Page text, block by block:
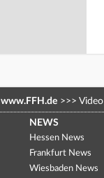
www.FFH.de >>> Video
NEWS
Hessen News
Frankfurt News
Wiesbaden News